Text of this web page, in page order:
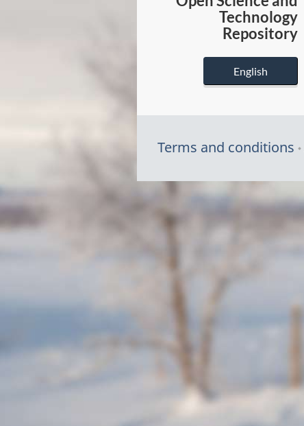
Technology
Repository
English
Terms and conditions